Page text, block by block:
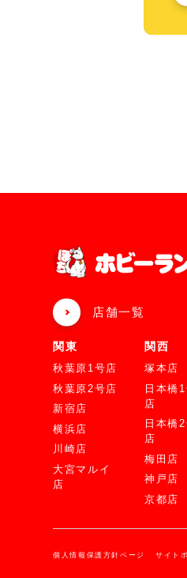
店舗一覧
関東
秋葉原1号店
秋葉原2号店
新宿店
横浜店
川崎店
大宮マルイ
店
関西
塚本店
日本橋
店
日本橋
店
梅田店
神戸店
京都店
個人情報保護方針ページ サイト